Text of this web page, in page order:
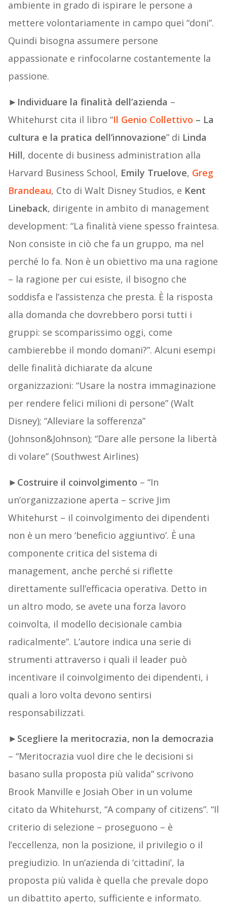
ambiente in grado di ispirare le persone a
mettere volontariamente in campo quei “doni”.
Quindi bisogna assumere persone
appassionate e rinfocolarne costantemente la
passione.
► Individuare la finalità dell’azienda –
Whitehurst cita il libro “Il Genio Collettivo – La
cultura e la pratica dell’innovazione” di Linda
Hill, docente di business administration alla
Harvard Business School, Emily Truelove, Greg
Brandeau, Cto di Walt Disney Studios, e Kent
Lineback, dirigente in ambito di management
development: “La finalità viene spesso fraintesa.
Non consiste in ciò che fa un gruppo, ma nel
perché lo fa. Non è un obiettivo ma una ragione
– la ragione per cui esiste, il bisogno che
soddisfa e l’assistenza che presta. È la risposta
alla domanda che dovrebbero porsi tutti i
gruppi: se scomparissimo oggi, come
cambierebbe il mondo domani?”. Alcuni esempi
delle finalità dichiarate da alcune
organizzazioni: “Usare la nostra immaginazione
per rendere felici milioni di persone” (Walt
Disney); “Alleviare la sofferenza”
(Johnson&Johnson); “Dare alle persone la libertà
di volare” (Southwest Airlines)
► Costruire il coinvolgimento – “In
un’organizzazione aperta – scrive Jim
Whitehurst – il coinvolgimento dei dipendenti
non è un mero ‘beneficio aggiuntivo’. È una
componente critica del sistema di
management, anche perché si riflette
direttamente sull’efficacia operativa. Detto in
un altro modo, se avete una forza lavoro
coinvolta, il modello decisionale cambia
radicalmente”. L’autore indica una serie di
strumenti attraverso i quali il leader può
incentivare il coinvolgimento dei dipendenti, i
quali a loro volta devono sentirsi
responsabilizzati.
► Scegliere la meritocrazia, non la democrazia
– “Meritocrazia vuol dire che le decisioni si
basano sulla proposta più valida” scrivono
Brook Manville e Josiah Ober in un volume
citato da Whitehurst, “A company of citizens”. “Il
criterio di selezione – proseguono – è
l’eccellenza, non la posizione, il privilegio o il
pregiudizio. In un’azienda di ‘cittadini’, la
proposta più valida è quella che prevale dopo
un dibattito aperto, sufficiente e informato.